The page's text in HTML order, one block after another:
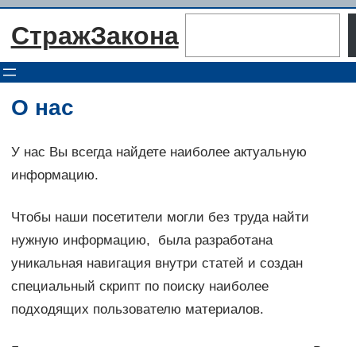
Перейти
СтражЗакона
О нас
У нас Вы всегда найдете наиболее актуальную
информацию.
Чтобы наши посетители могли без труда найти
нужную информацию, была разработана
уникальная навигация внутри статей и создан
специальный скрипт по поиску наиболее
подходящих пользователю материалов.